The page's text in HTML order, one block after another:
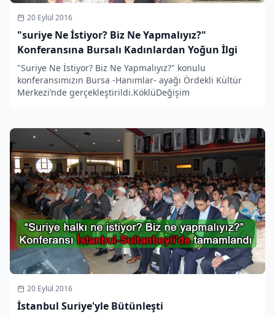
20 Eylül 2016
"suriye Ne İstiyor? Biz Ne Yapmalıyız?"
Konferansına Bursalı Kadınlardan Yoğun İlgi
"Suriye Ne İstiyor? Biz Ne Yapmalıyız?" konulu
konferansımızın Bursa -Hanımlar- ayağı Ördekli Kültür
Merkezi’nde gerçekleştirildi.KöklüDeğişim
20 Eylül 2016
İstanbul Suriye'yle Bütünleşti